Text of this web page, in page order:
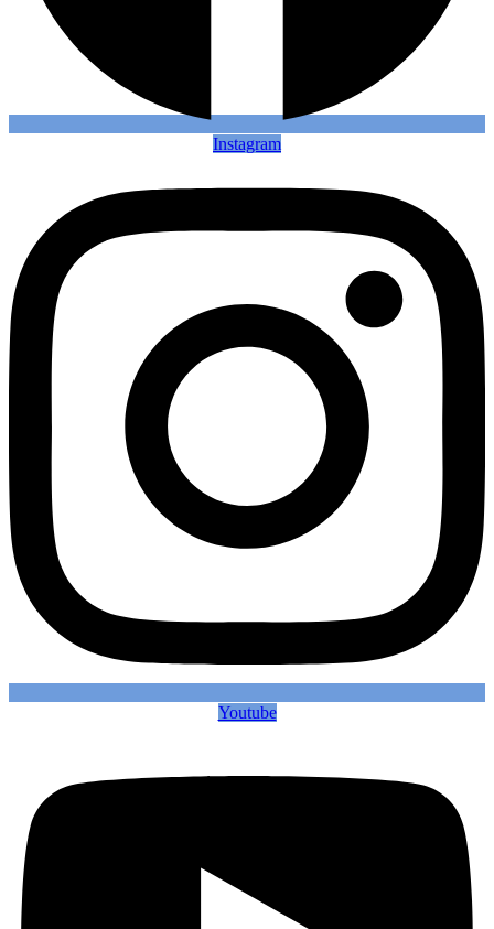
Instagram
Youtube